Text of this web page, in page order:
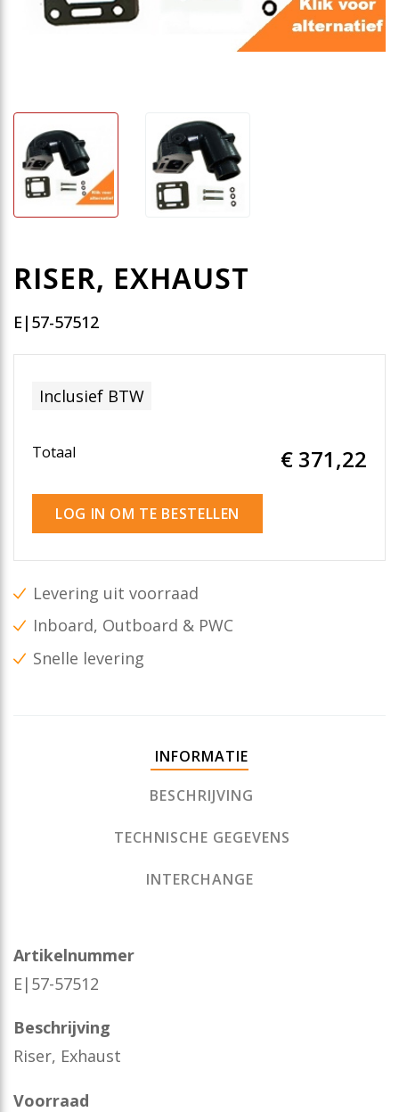
RISER, EXHAUST
E|57-57512
Inclusief BTW
Totaal € 371,22
LOG IN OM TE BESTELLEN
Levering uit voorraad
Inboard, Outboard & PWC
Snelle levering
INFORMATIE
BESCHRIJVING
TECHNISCHE GEGEVENS
INTERCHANGE
Artikelnummer
E|57-57512
Beschrijving
Riser, Exhaust
Voorraad